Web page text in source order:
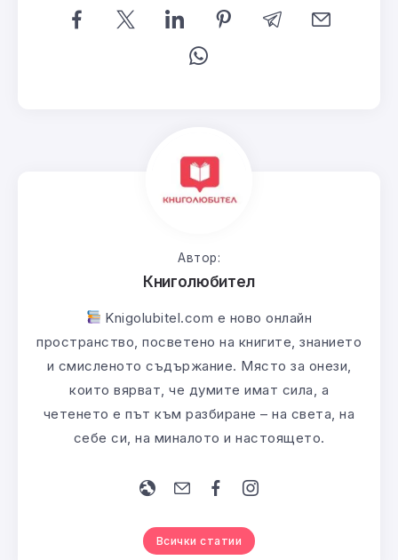
Автор:
Книголюбител
Knigolubitel.com е ново онлайн
пространство, посветено на книгите, знанието
и смисленото съдържание. Място за онези,
които вярват, че думите имат сила, а
четенето е път към разбиране – на света, на
себе си, на миналото и настоящето.
Всички статии